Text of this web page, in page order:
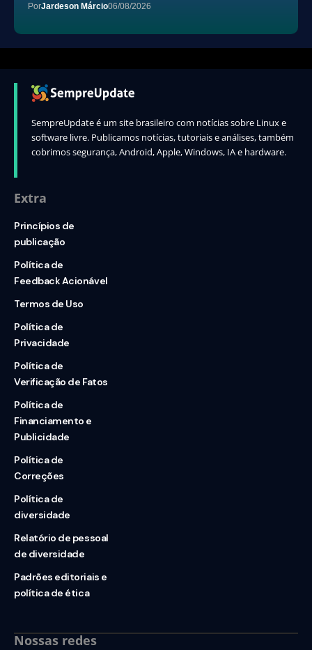
PorJardeson Márcio06/08/2026
SempreUpdate é um site brasileiro com notícias sobre Linux e
software livre. Publicamos notícias, tutoriais e análises, também
cobrimos segurança, Android, Apple, Windows, IA e hardware.
Extra
Princípios de
publicação
Política de
Feedback Acionável
Termos de Uso
Política de
Privacidade
Política de
Verificação de Fatos
Política de
Financiamento e
Publicidade
Política de
Correções
Política de
diversidade
Relatório de pessoal
de diversidade
Padrões editoriais e
política de ética
Nossas redes